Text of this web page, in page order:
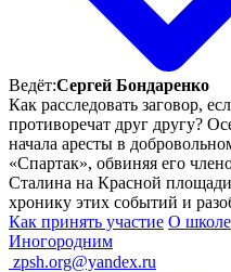
Ведёт:Сергей Бондаренко
Как расследовать заговор,
противоречат друг другу?
начала аресты в
«Спартак», обвиняя его
Сталина на Красной
хронику этих событий и
Как принять участие О школе
Иногородним
zpsh.org@yandex.ru